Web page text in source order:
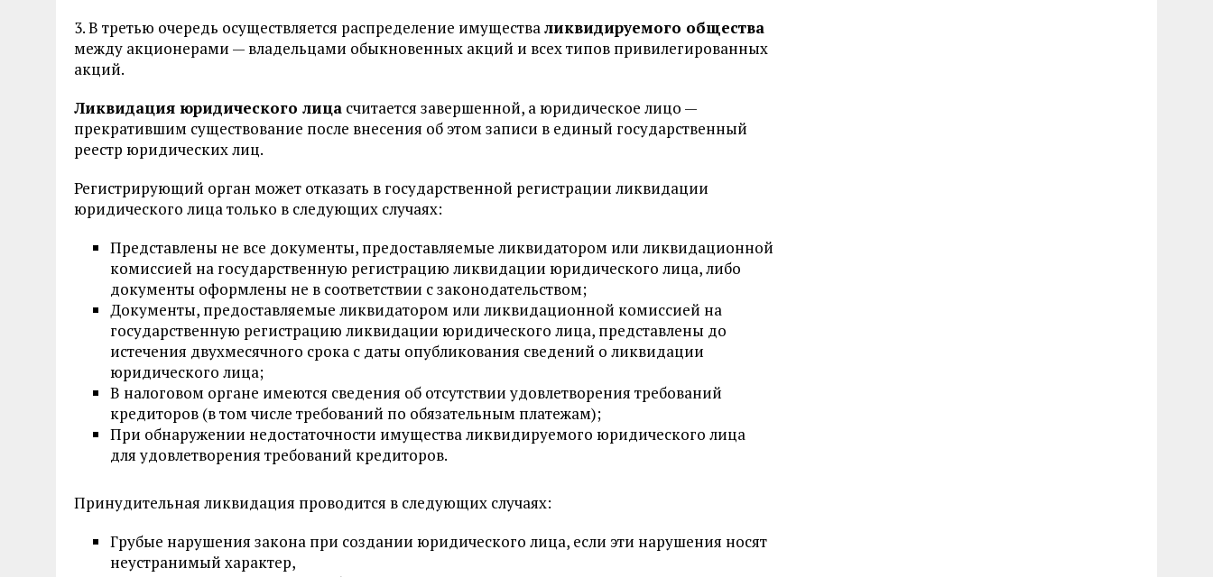
3. В третью очередь осуществляется распределение имуществаликвидируемого общества
между акционерами — владельцами обыкновенных акций и всех типов привилегированных
акций.
Ликвидация юридического лица считается завершенной, а юридическое лицо —
прекратившим существование после внесения об этом записи в единый государственный
реестр юридических лиц.
Регистрирующий орган может отказать в государственной регистрации ликвидации
юридического лица только в следующих случаях:
Представлены не все документы, предоставляемые ликвидатором или ликвидационной
комиссией на государственную регистрацию ликвидации юридического лица, либо
документы оформлены не в соответствии с законодательством;
Документы, предоставляемые ликвидатором или ликвидационной комиссией на
государственную регистрацию ликвидации юридического лица, представлены до
истечения двухмесячного срока с даты опубликования сведений о ликвидации
юридического лица;
В налоговом органе имеются сведения об отсутствии удовлетворения требований
кредиторов (в том числе требований по обязательным платежам);
При обнаружении недостаточности имущества ликвидируемого юридического лица
для удовлетворения требований кредиторов.
Принудительная ликвидация проводится в следующих случаях:
Грубые нарушения закона при создании юридического лица, если эти нарушения носят
неустранимый характер,